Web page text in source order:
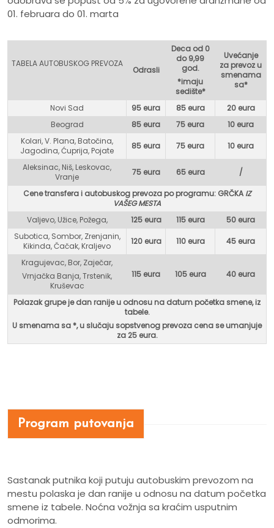
01. februara do 01. marta
TABELA AUTOBUSKOG PREVOZA
Odrasli
Deca od 0
do 9,99
god.
*imaju
sedište*
Uvećanje
za prevoz u
smenama
sa*
Novi Sad 95 eura 85 eura
20 eura
Beograd
85 eura 75 eura
10 eura
Kolari, V. Plana, Batočina,
Jagodina, Ćuprija, Pojate
85 eura 75 eura 10 eura
Aleksinac, Niš, Leskovac,
Vranje
75 eura 65 eura /
Cene transfera i autobuskog prevoza po programu: GRČKA IZ
VAŠEG MESTA
Valjevo, Užice, Požega,
125 eura 115 eura
50 eura
Subotica, Sombor, Zrenjanin,
Kikinda, Čačak, Kraljevo
120 eura 110 eura 45 eura
Kragujevac, Bor, Zaječar,
Vrnjačka Banja, Trstenik,
Kruševac
115 eura 105 eura 40 eura
Polazak grupe je dan ranije u odnosu na datum početka smene, iz
tabele.
U smenama sa *, uslučaju sopstvenog prevoza cena se umanjuje
za 25 eura.
Program putovanja
Sastanak putnika koji putuju autobuskim prevozom na
mestu polaska je dan ranije u odnosu na datum početka
smene iz tabele. Noćna vožnja sa kraćim usputnim
odmorima.